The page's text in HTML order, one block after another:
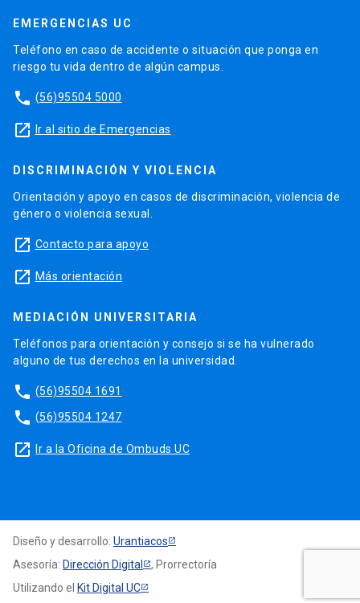
EMERGENCIAS UC
Teléfono en caso de accidente o situación que ponga en
riesgo tu vida dentro de algún campus.
phone (56)95504 5000
launch Ir al sitio de Emergencias
DISCRIMINACIÓN Y VIOLENCIA
Orientación y apoyo en casos de discriminación, violencia de
género o violencia sexual.
launch Contacto para apoyo
launch Más orientación
MEDIACIÓN UNIVERSITARIA
Teléfonos para orientación y consejo si se ha vulnerado
alguno de tus derechos en la universidad.
phone (56)95504 1691
phone (56)95504 1247
launch Ir a la Oficina de Ombuds UC
Diseño y desarrollo: Urantiacos
Asesoría: Dirección Digital
, Prorrectoría
Utilizando el Kit Digital UC